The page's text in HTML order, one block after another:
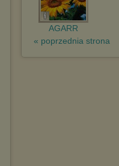
AGARR
« poprzednia strona